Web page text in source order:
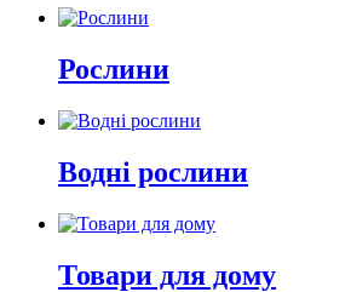
Рослини
Водні рослини
Товари для дому